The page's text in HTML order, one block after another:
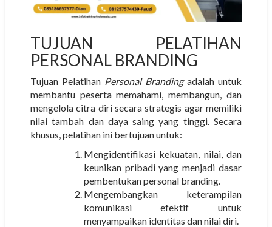
TUJUAN PELATIHAN
PERSONAL BRANDING
Tujuan Pelatihan Personal Brandingadalah untuk
membantu peserta memahami, membangun, dan
mengelola citra diri secara strategis agar memiliki
nilai tambah dan daya saing yang tinggi. Secara
khusus, pelatihan ini bertujuan untuk:
Mengidentifikasi kekuatan, nilai, dan
keunikan pribadi yang menjadi dasar
pembentukan personal branding.
Mengembangkan keterampilan
komunikasi efektif untuk
menyampaikan identitas dan nilai diri.